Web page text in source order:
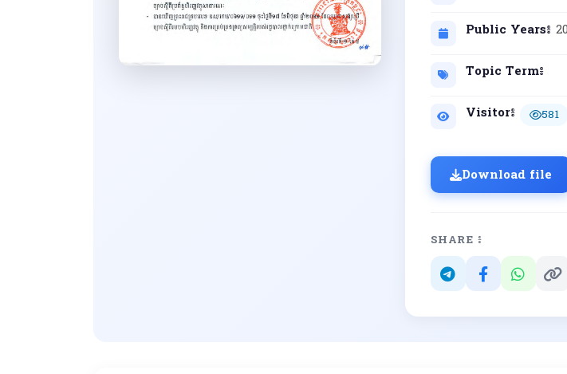
Report
Home
Public Years៖
Topic Term៖
Visitor៖
581
Download file
SHARE ៖